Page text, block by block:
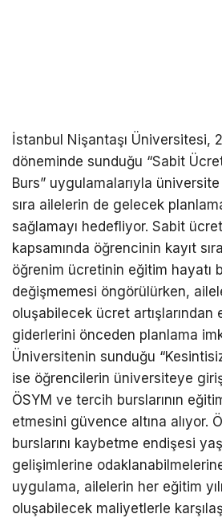
İstanbul Nişantaşı Üniversitesi,
döneminde sunduğu “Sabit
Burs” uygulamalarıyla üniversite
sıra ailelerin de gelecek
sağlamayı hedefliyor. Sabit
kapsamında öğrencinin kayıt
öğrenim ücretinin eğitim hayatı
değişmemesi öngörülürken,
oluşabilecek ücret
giderlerini önceden planlama
Üniversitenin sunduğu
ise öğrencilerin üniversiteye
ÖSYM ve tercih burslarının
etmesini güvence altına alıyor.
burslarını kaybetme endişesi
gelişimlerine
uygulama, ailelerin her eğitim
oluşabilecek maliyetlerle